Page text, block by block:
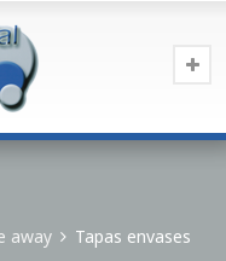
away Tapas envases